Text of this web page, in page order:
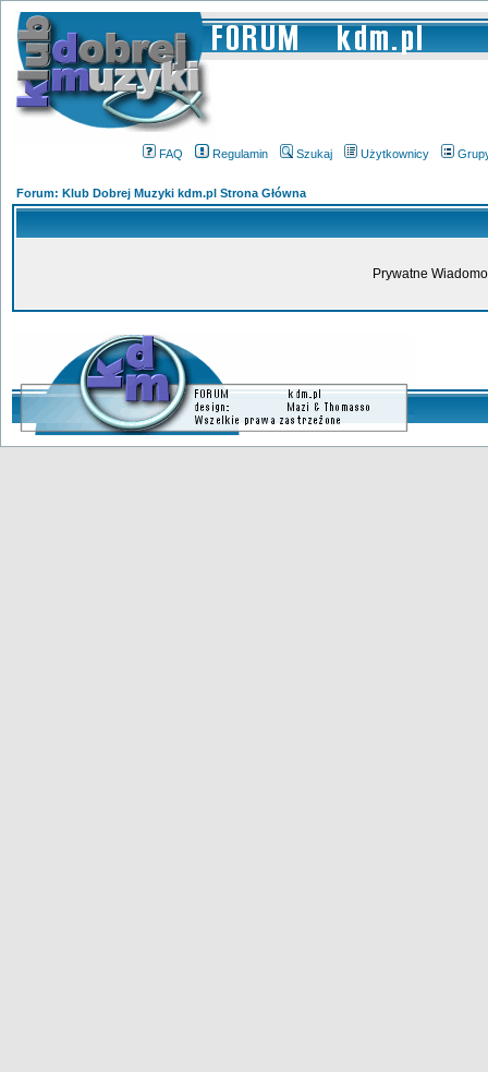
FAQ Regulamin Szukaj Użytkownicy
Forum: Klub Dobrej Muzyki kdm.pl Strona Główna
Prywatne